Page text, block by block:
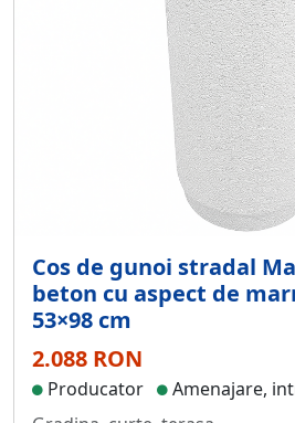
Cos de gunoi stradal
beton cu aspect de
53×98 cm
2.088 RON
Producator
Amenajare,